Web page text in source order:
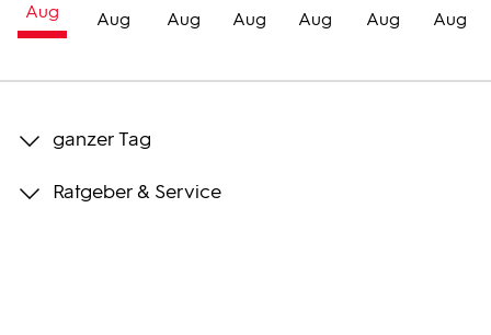
Trailer
Bilder
Aug Aug Aug Aug Aug Aug Aug
ganzer Tag
Ratgeber & Service